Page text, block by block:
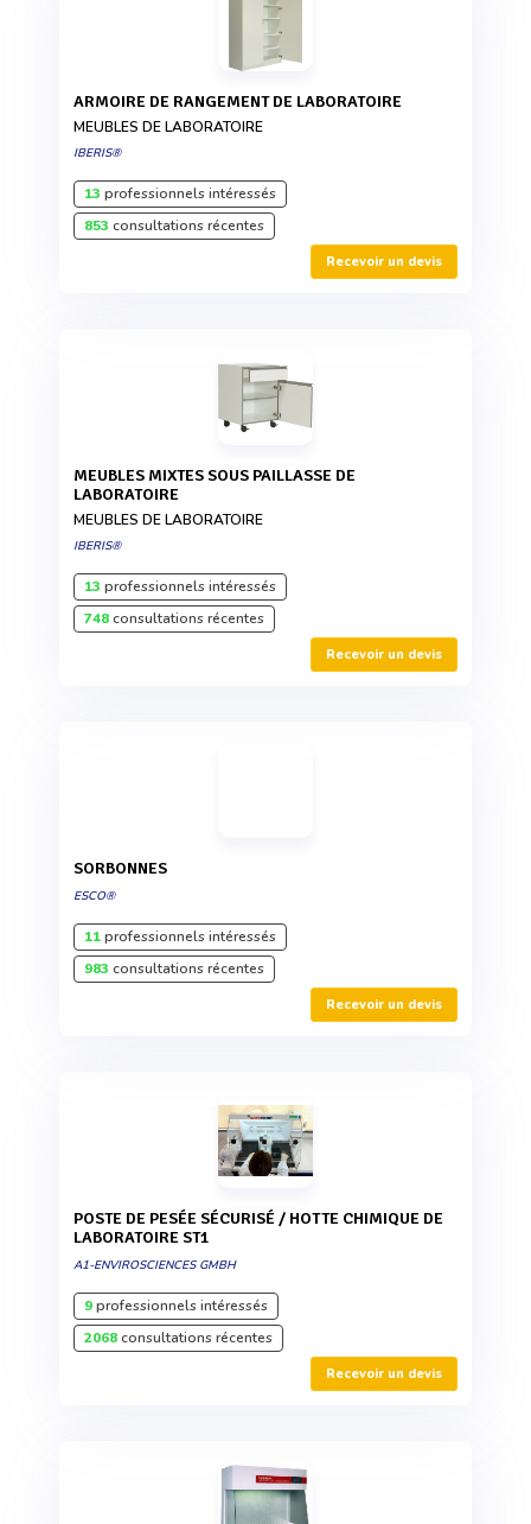
ARMOIRE DE RANGEMENT DE LABORATOIRE
MEUBLES DE LABORATOIRE
IBERIS®
13 professionnels intéressés
853 consultations récentes
Recevoir un devis
MEUBLES MIXTES SOUS PAILLASSE DE
LABORATOIRE
MEUBLES DE LABORATOIRE
IBERIS®
13 professionnels intéressés
748consultations récentes
Recevoir un devis
SORBONNES
ESCO®
11professionnels intéressés
983 consultations récentes
Recevoir un devis
POSTE DE PESÉE SÉCURISÉ / HOTTE CHIMIQUE DE
LABORATOIRE ST1
A1-ENVIROSCIENCES GMBH
9professionnels intéressés
2068consultations récentes
Recevoir un devis